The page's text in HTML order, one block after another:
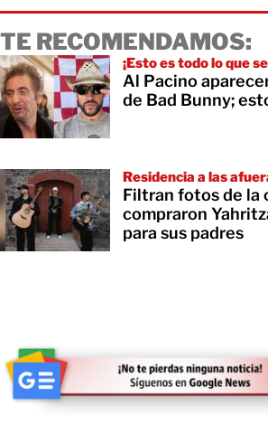
TE RECOMENDAMOS:
¡Esto es todo lo que
Al Pacino
de Bad Bunny;
Residencia a las
Filtran fotos de la
compraron
para sus padres